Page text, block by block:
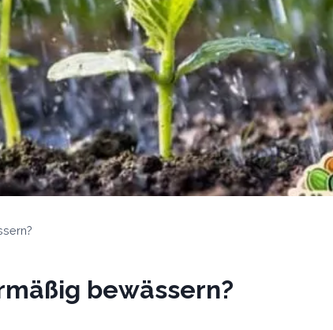
bewässern?